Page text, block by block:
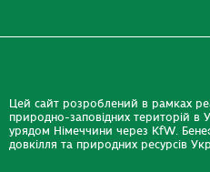
Цей сайт розроблений в рамках
природно-заповідних територій в
урядом Німеччини через KfW.
довкілля та природних ресурсів